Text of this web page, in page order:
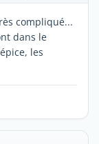
compliqué...
dans le
les